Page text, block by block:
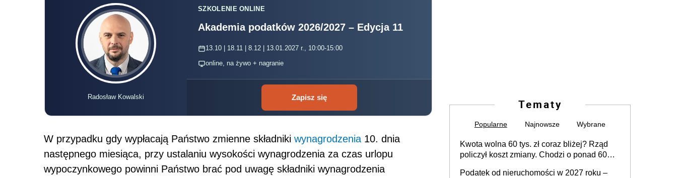
Radosław Kowalski
SZKOLENIE ONLINE
Akademia podatków 2026/2027 – Edycja 11
13.10 | 18.11 | 8.12 | 13.01.2027 r., 10:00-15:00
online, na żywo + nagranie
Zapisz się
W przypadku gdy wypłacają Państwo zmienne składniki wynagrodzenia 10. dnia
następnego miesiąca, przy ustalaniu wysokości wynagrodzenia za czas urlopu
wypoczynkowego powinni Państwo brać pod uwagę składniki wynagrodzenia
Tematy
Popularne Najnowsze Wybrane
Kwota wolna 60 tys. zł coraz bliżej? Rząd
policzył koszt zmiany. Chodzi o ponad 60
Podatek od nieruchomości w 2027 roku –